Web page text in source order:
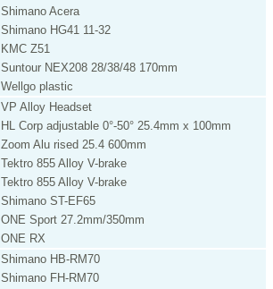
Shimano Acera
Shimano HG41 11-32
KMC Z51
Suntour NEX208 28/38/48 170mm
Wellgo plastic
VP Alloy Headset
HL Corp adjustable 0°-50° 25.4mm x 100mm
Zoom Alu rised 25.4 600mm
Tektro 855 Alloy V-brake
Tektro 855 Alloy V-brake
Shimano ST-EF65
ONE Sport 27.2mm/350mm
ONE RX
Shimano HB-RM70
Shimano FH-RM70